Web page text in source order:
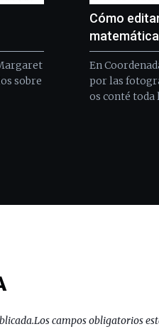
sobre
Cómo
En
por las
os conté toda
Los campos obligatorios